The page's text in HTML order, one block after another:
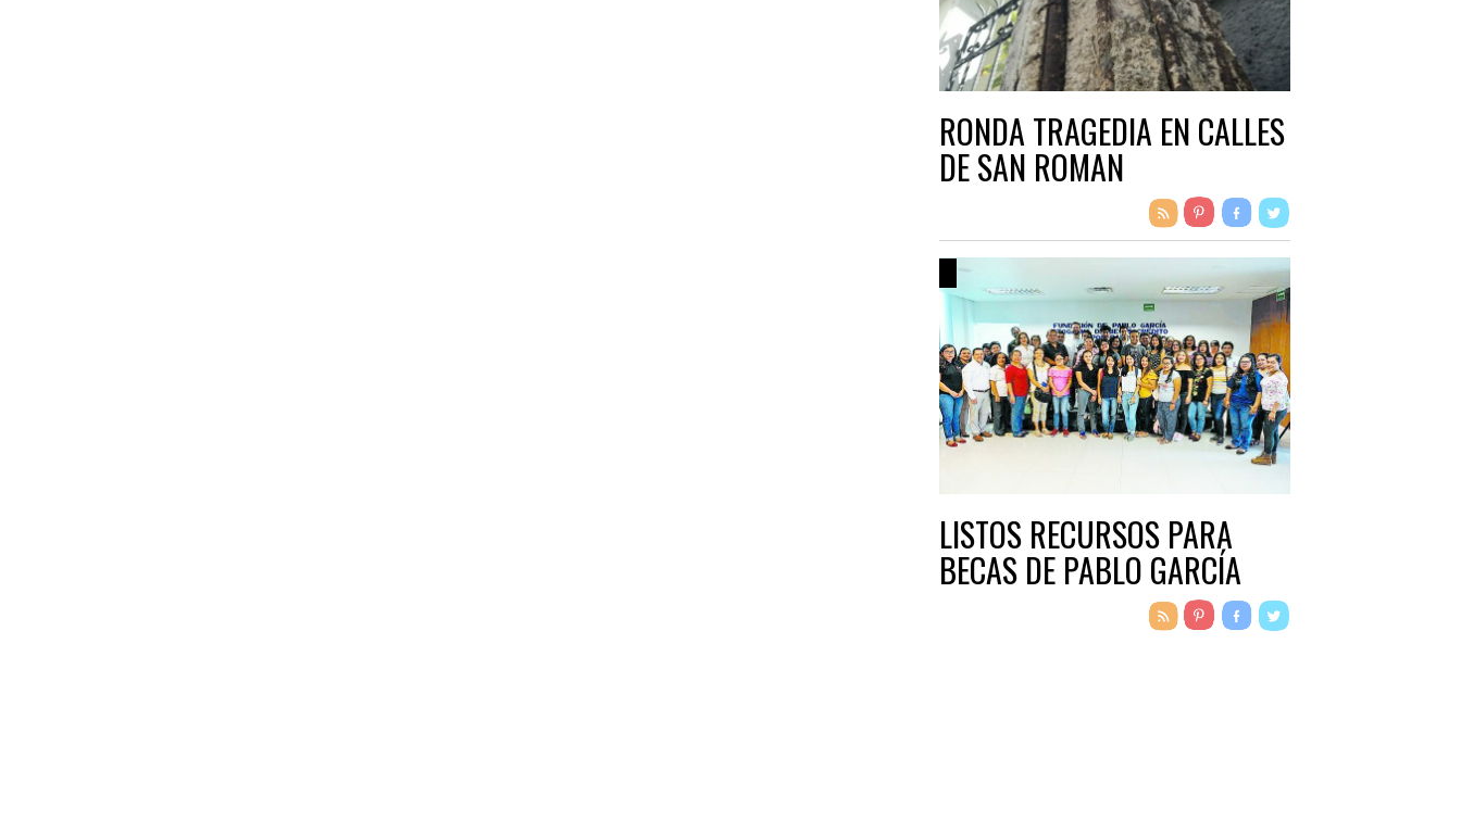
RONDA TRAGEDIA EN CALLES
DE SAN ROMAN
LISTOS RECURSOS PARA
BECAS DE PABLO GARCÍA